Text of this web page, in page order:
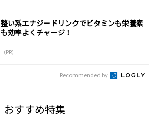
整い系エナジードリンクでビタミンも栄養素
も効率よくチャージ！
（PR）
Recommended by
おすすめ特集